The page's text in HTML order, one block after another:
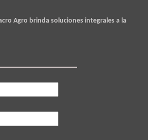
Agro brinda soluciones integrales a la